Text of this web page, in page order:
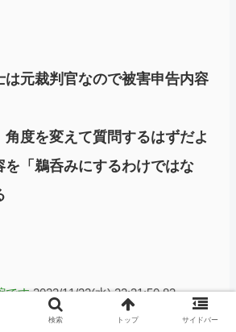
は元裁判官なので被害申告内容
角度を変えて質問するはずだよ
を「鵜呑みにするわけではな
です 2023/11/22(水) 22:31:50.83
検索 トップ サイドバー